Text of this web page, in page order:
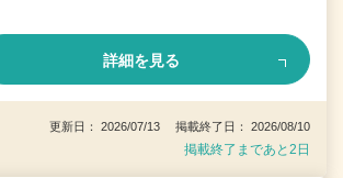
詳細を見る
更新日： 2026/07/13 掲載終了日： 2026/08/10
掲載終了まであと2日